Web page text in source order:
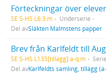
SE S-HS L6:3:m
Underserie
Del avSläkten Malmstens papper
SE S-HS L135[tillägg]:a-q:m
Serie
Del avKarlfeldts samling, tillägg